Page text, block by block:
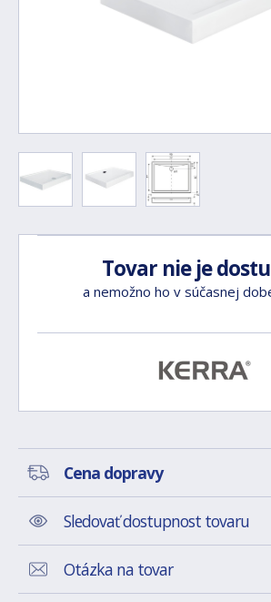
Tovar nie je
a nemožno ho v súčasnej
Cena dopravy
Sledovať dostupnost tovaru
Otázka na tovar